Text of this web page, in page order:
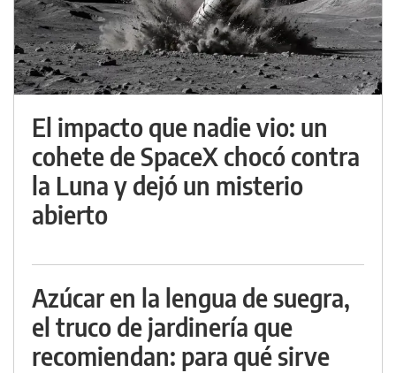
El impacto que nadie vio: un
cohete de SpaceX chocó contra
la Luna y dejó un misterio
abierto
Azúcar en la lengua de suegra,
el truco de jardinería que
recomiendan: para qué sirve